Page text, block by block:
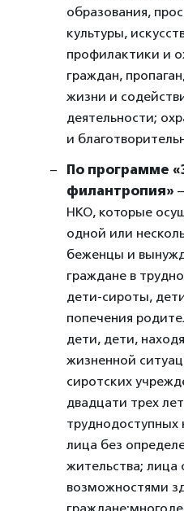
образования,
культуры,
профилактики и
граждан,
жизни и
деятельности;
и
По программе
филантропия»
НКО, которые
одной или
беженцы и
граждане в
дети-сироты,
попечения
дети, дети,
жизненной
сиротских
двадцати трех
труднодоступных
лица без
жительства; лица
возможностями